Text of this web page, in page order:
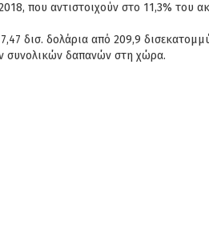
που αντιστοιχούν στο 11,3% του
δισ. δολάρια από 209,9
συνολικών δαπανών στη χώρα.